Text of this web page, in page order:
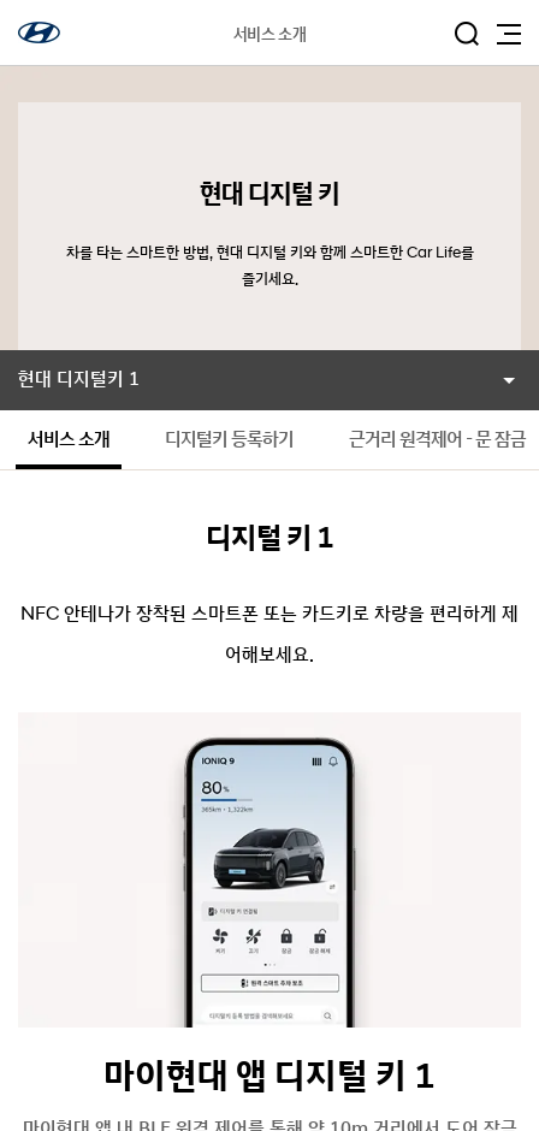
서비스 소개
현대 디지털 키
차를 타는 스마트한 방법, 현대 디지털 키와 함께 스마트한 Car Life를
즐기세요.
현대 디지털키 1
서비스 소개 디지털키 등록하기 근거리 원격제어 - 문 잠금
디지털 키 1
NFC 안테나가 장착된 스마트폰 또는 카드키로 차량을 편리하게 제
어해보세요.
마이현대 앱 디지털 키 1